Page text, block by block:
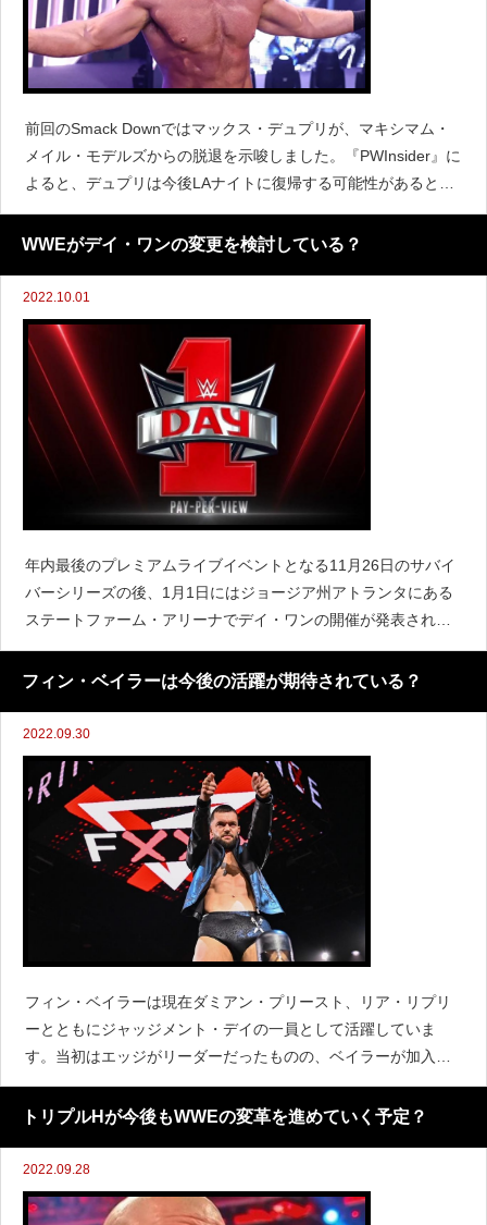
前回のSmack Downではマックス・デュプリが、マキシマム・
メイル・モデルズからの脱退を示唆しました。『PWInsider』に
よると、デュプリは今後LAナイトに復帰する可能性があると伝
えています。WWE内でのロスター名簿にはすでにLAナイトとし
て記載されていることから、当初NXT
WWEがデイ・ワンの変更を検討している？
2022.10.01
年内最後のプレミアムライブイベントとなる11月26日のサバイ
バーシリーズの後、1月1日にはジョージア州アトランタにある
ステートファーム・アリーナでデイ・ワンの開催が発表されて
います。しかしレスリングオブザーバーのデイブ・メルツァー
によると、WWEは現在このイベントの日程を変更するかどうか
フィン・ベイラーは今後の活躍が期待されている？
2022.09.30
フィン・ベイラーは現在ダミアン・プリースト、リア・リプリ
ーとともにジャッジメント・デイの一員として活躍していま
す。当初はエッジがリーダーだったものの、ベイラーが加入し
た直後にエッジを攻撃し、現在ではベイラーがリーダーとなっ
ています。『WrestleVotes』によると、詳細は明らかに
トリプルHが今後もWWEの変革を進めていく予定？
2022.09.28